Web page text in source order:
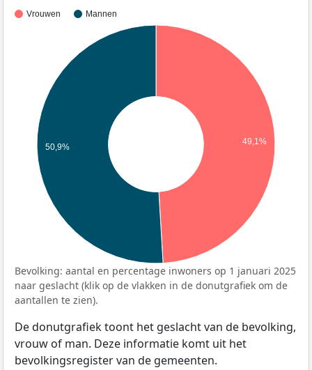
Vrouwen Mannen
49,1%
50,9%
Bevolking: aantal en percentage inwoners op 1 januari 2025
naar geslacht (klik op de vlakken in de donutgrafiek om de
aantallen te zien).
De donutgrafiek toont het geslacht van de bevolking,
vrouw of man. Deze informatie komt uit het
bevolkingsregister van de gemeenten.